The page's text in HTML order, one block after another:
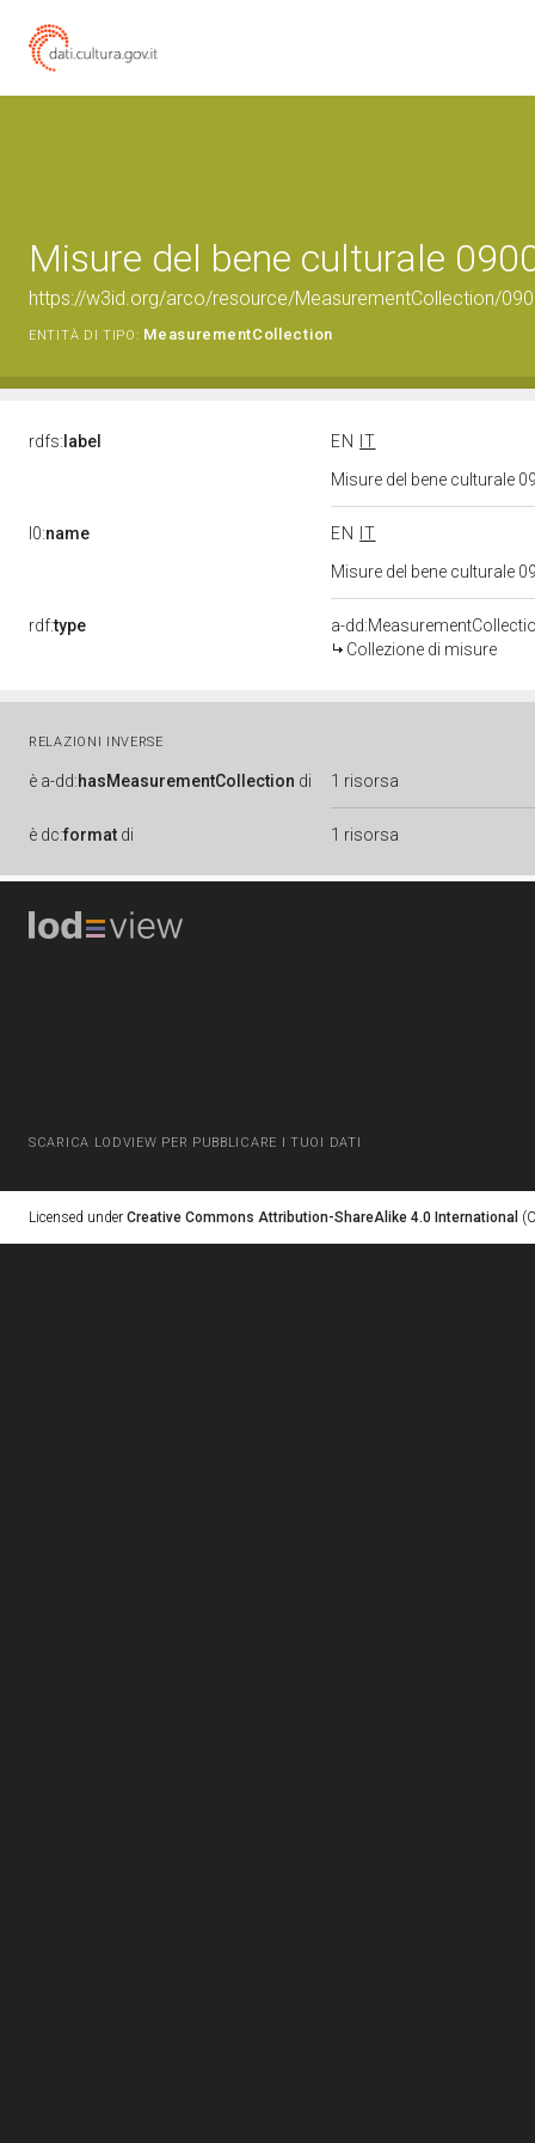
Misure del bene culturale
https://w3id.org/arco/resource/MeasurementCollection/
ENTITÀ DI TIPO: MeasurementCollection
rdfs: label EN
IT
Misure del bene culturale
l0:name EN
IT
Misure del bene culturale
rdf:type
a-
Collezione di misure
RELAZIONI INVERSE
è a-dd:hasMeasurementCollection di 1 risorsa
è dc:format di 1 risorsa
SCARICA LODVIEW PER PUBBLICARE I TUOI DATI
Licensed under Creative Commons Attribution-ShareAlike 4.0 International